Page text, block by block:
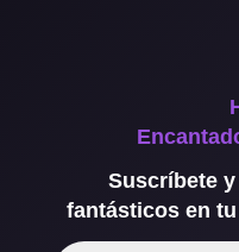
Suscríbete
fantásticos en